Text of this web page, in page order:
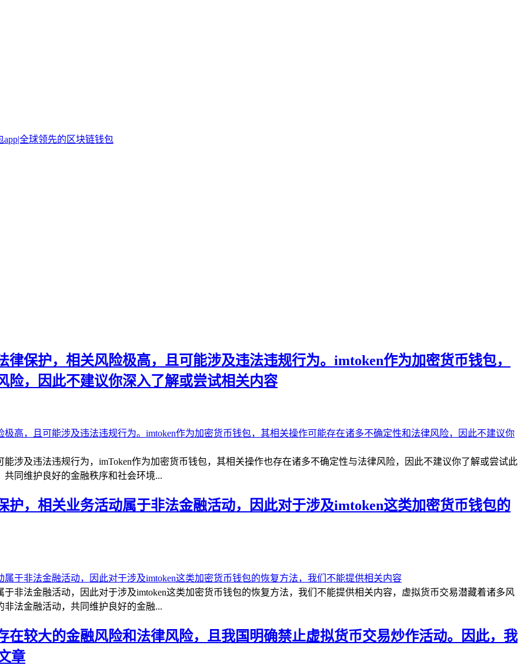
保护，相关风险极高，且可能涉及违法违规行为。imtoken作为加密货币钱包，
险，因此不建议你深入了解或尝试相关内容
涉及违法违规行为，imToken作为加密货币钱包，其相关操作也存在诸多不确定性与法律风险，因此不建议你了解或尝试此
同维护良好的金融秩序和社会环境...
护，相关业务活动属于非法金融活动，因此对于涉及imtoken这类加密货币钱包的
非法金融活动，因此对于涉及imtoken这类加密货币钱包的恢复方法，我们不能提供相关内容，虚拟货币交易潜藏着诸多风
法金融活动，共同维护良好的金融...
在较大的金融风险和法律风险，且我国明确禁止虚拟货币交易炒作活动。因此，我
章